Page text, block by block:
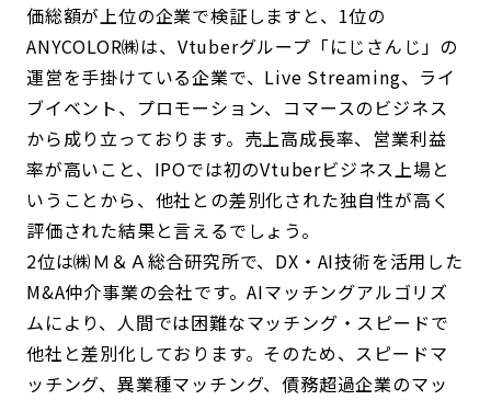
価総額が上位の企業で検証しますと、1位の
ANYCOLOR㈱は、Vtuberグループ「にじさんじ」の
運営を手掛けている企業で、Live Streaming、ライ
ブイベント、プロモーション、コマースのビジネス
から成り立っております。売上高成長率、営業利益
率が高いこと、IPOでは初のVtuberビジネス上場と
いうことから、他社との差別化された独自性が高く
評価された結果と言えるでしょう。
2位は㈱Ｍ＆Ａ総合研究所で、DX・AI技術を活用した
M&A仲介事業の会社です。AIマッチングアルゴリズ
ムにより、人間では困難なマッチング・スピードで
他社と差別化しております。そのため、スピードマ
ッチング、異業種マッチング、債務超過企業のマッ